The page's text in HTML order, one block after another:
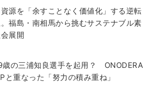
源を「余すことなく価値化」する逆転
福島・南相馬から挑むサステナブル素
展開​
歳の三浦知良選手を起用？ ONODERA
と重なった「努力の積み重ね」